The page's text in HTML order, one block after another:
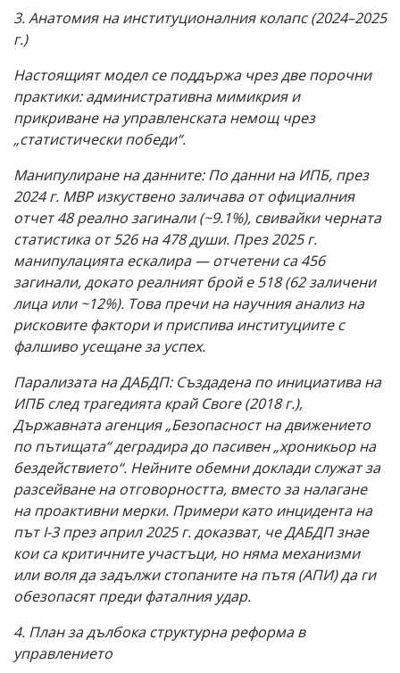
3. Анатомия на институционалния колапс (2024–2025
г.)
Настоящият модел се поддържа чрез две порочни
практики: административна мимикрия и
прикриване на управленската немощ чрез
„статистически победи“.
Манипулиране на данните: По данни на ИПБ, през
2024 г. МВР изкуствено заличава от официалния
отчет 48 реално загинали (~9.1%), свивайки черната
статистика от 526 на 478 души. През 2025 г.
манипулацията ескалира — отчетени са 456
загинали, докато реалният брой е 518 (62 заличени
лица или ~12%). Това пречи на научния анализ на
рисковите фактори и приспива институциите с
фалшиво усещане за успех.
Парализата на ДАБДП: Създадена по инициатива на
ИПБ след трагедията край Своге (2018 г.),
Държавната агенция „Безопасност на движението
по пътищата“ деградира до пасивен „хроникьор на
бездействието“. Нейните обемни доклади служат за
разсейване на отговорността, вместо за налагане
на проактивни мерки. Примери като инцидента на
път I-3 през април 2025 г. доказват, че ДАБДП знае
кои са критичните участъци, но няма механизми
или воля да задължи стопаните на пътя (АПИ) да ги
обезопасят преди фаталния удар.
4. План за дълбока структурна реформа в
управлението